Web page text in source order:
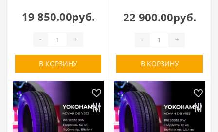
19 850.00руб.
- +
В КОРЗИНУ
22 900.00руб.
- +
В КОРЗИНУ